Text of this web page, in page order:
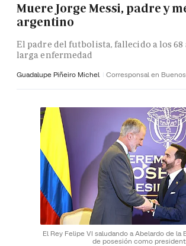
Muere Jorge Messi, padre y
argentino
El padre del futbolista, fallecido a los 68
larga enfermedad
Guadalupe Piñeiro Michel Corresponsal en
El Rey Felipe VI saludando a Abelardo de la
de posesión como